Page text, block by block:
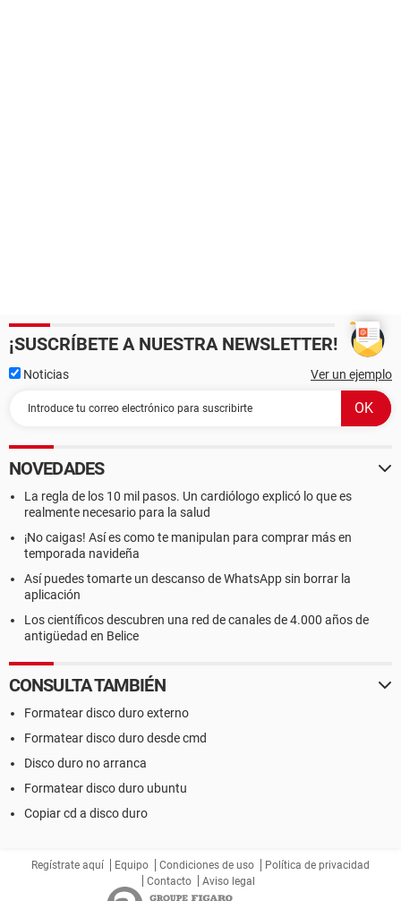
¡SUSCRÍBETE A NUESTRA NEWSLETTER!
Noticias Ver un ejemplo
NOVEDADES
La regla de los 10 mil pasos. Un cardiólogo explicó lo que es
realmente necesario para la salud
¡No caigas! Así es como te manipulan para comprar más en
temporada navideña
Así puedes tomarte un descanso de WhatsApp sin borrar la
aplicación
Los científicos descubren una red de canales de 4.000 años de
antigüedad en Belice
CONSULTA TAMBIÉN
Formatear disco duro externo
Formatear disco duro desde cmd
Disco duro no arranca
Formatear disco duro ubuntu
Copiar cd a disco duro
Regístrate aquí Equipo Condiciones de uso
Política de privacidad
Contacto
Aviso legal